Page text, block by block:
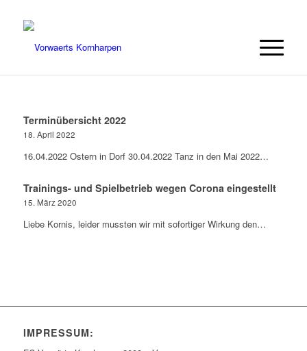
Terminübersicht 2022
18. April 2022
16.04.2022 Ostern in Dorf 30.04.2022 Tanz in den Mai 2022…
Trainings- und Spielbetrieb wegen Corona eingestellt
15. März 2020
Liebe Kornis, leider mussten wir mit sofortiger Wirkung den…
IMPRESSUM: